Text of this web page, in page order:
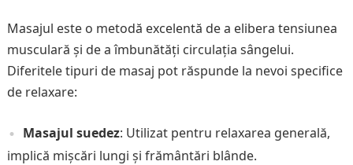
Masajul este o metodă excelentă de a elibera tensiunea
musculară și de a îmbunătăți circulația sângelui.
Diferitele tipuri de masaj pot răspunde la nevoi specifice
de relaxare:
Masajul suedez: Utilizat pentru relaxarea generală,
implică mișcări lungi și frământări blânde.